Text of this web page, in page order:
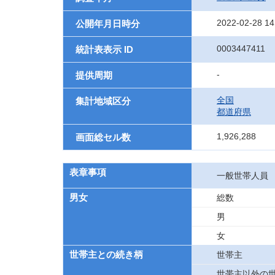
公開年月日時分 2022-02-28
統計表表示 ID 0003447411
提供周期 -
集計地域区分
全国
都道府県
画面総セル数 1,926,288
表章事項 一般世帯人員
男女
総数
男
女
世帯主との続き柄
世帯主